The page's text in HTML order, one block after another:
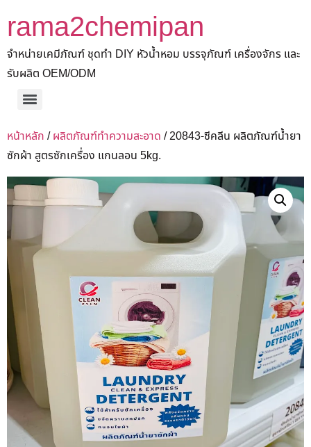
rama2chemipan
จำหน่ายเคมีภัณฑ์ ชุดทำ DIY หัวน้ำหอม บรรจุภัณฑ์ เครื่องจักร และ
รับผลิต OEM/ODM
หน้าหลัก /ผลิตภัณฑ์ทำความสะอาด / 20843-ซีคลีน ผลิตภัณฑ์น้ำยา
ซักผ้า สูตรซักเครื่อง แกนลอน 5kg.